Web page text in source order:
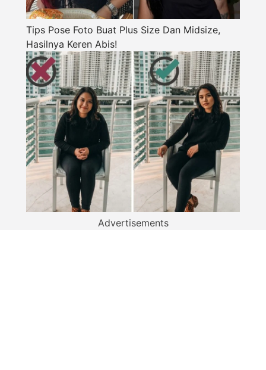
Tips Pose Foto Buat Plus Size Dan Midsize,
Hasilnya Keren Abis!
Advertisements